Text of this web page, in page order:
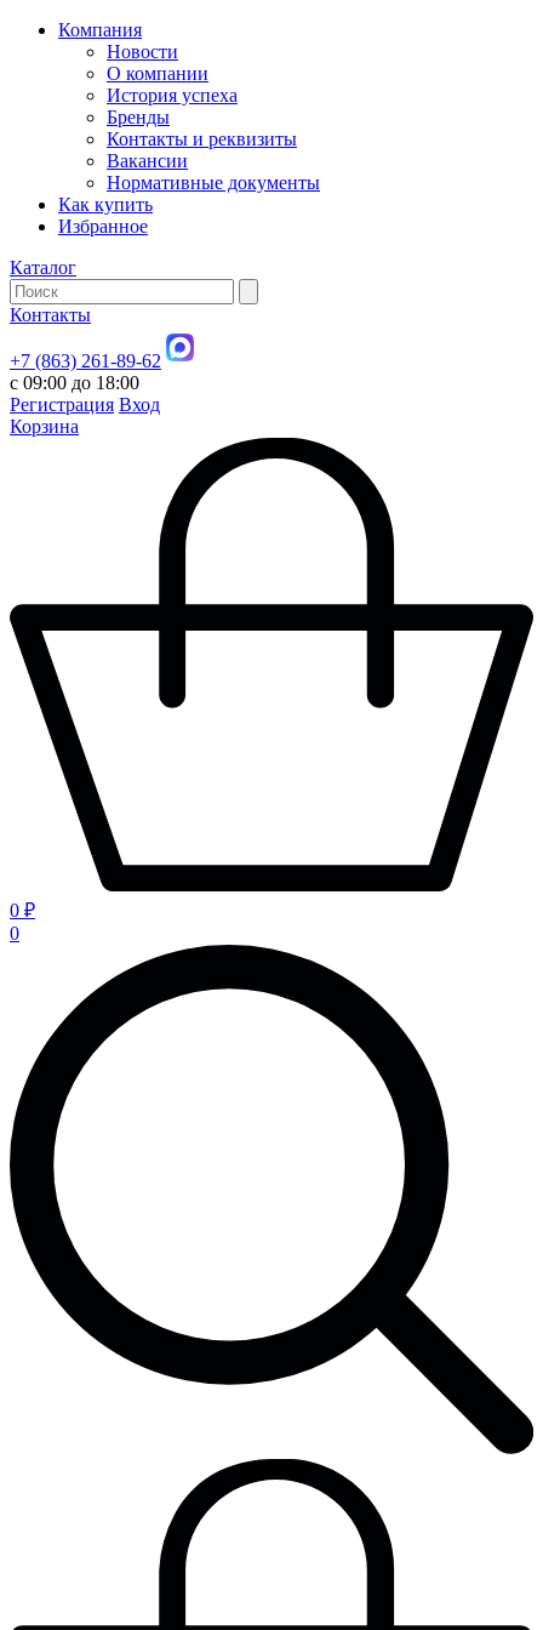
Компания
Новости
О компании
История успеха
Бренды
Контакты и реквизиты
Вакансии
Нормативные документы
Как купить
Избранное
Каталог
Контакты
+7 (863) 261-89-62
с 09:00 до 18:00
Регистрация Вход
Корзина
0 ₽
0